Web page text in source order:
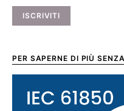
PER SAPERNE DI PIÙ